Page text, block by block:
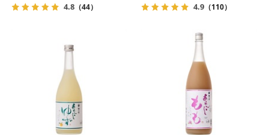
4.8（44） 4.9 （110）